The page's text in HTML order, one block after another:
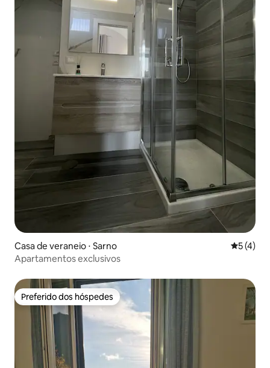
Casa de veraneio ⋅ Sarno 5 de
5 (4)
Apartamentos exclusivos
Preferido dos hóspedes
Preferido dos hóspedes